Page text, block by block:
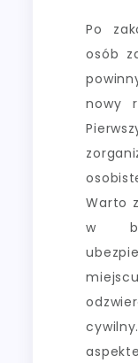
Po
osób
nowy
Warto
w